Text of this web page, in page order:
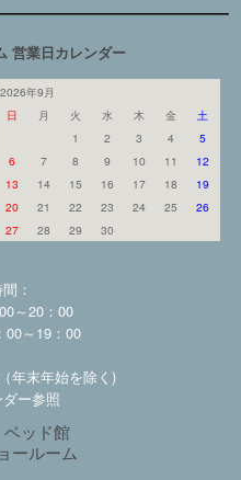
営業日カレンダー
2026年9月
日
月 火 水 木 金
土
1
2 3 4
5
6
7 8 9 10 11
12
13
14 15 16 17 18
19
20
21 22 23 24 25
26
27
28 29 30
：
～20：00
～19：00
年末年始を除く)
ー参照
ッド館
ールーム